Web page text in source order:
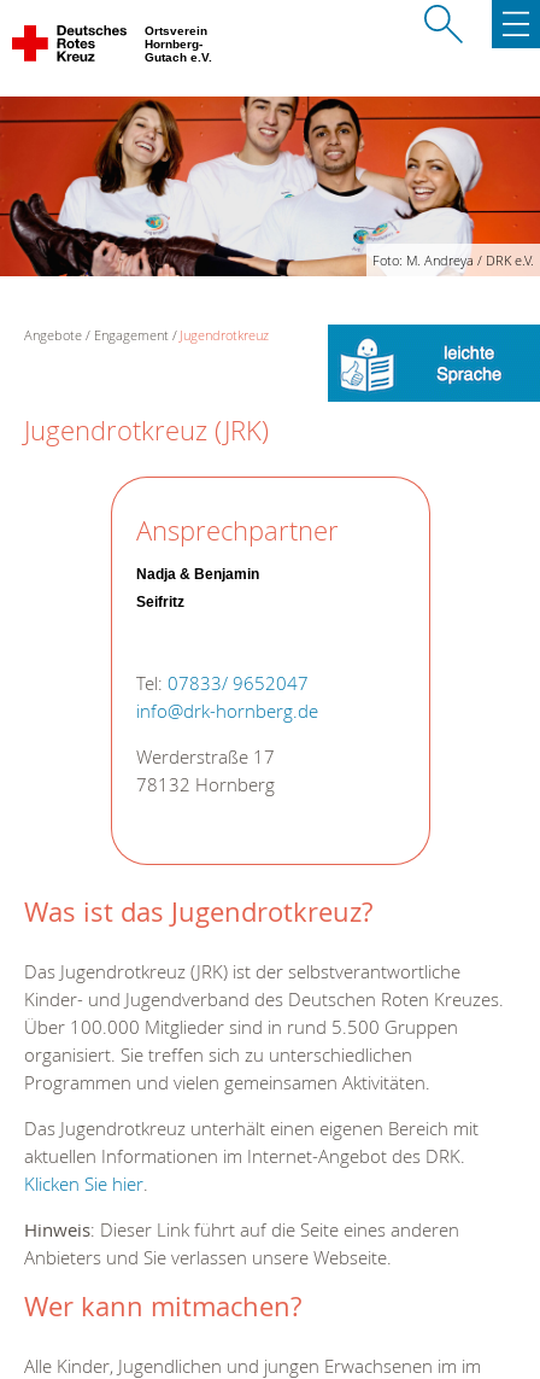
Ortsverein
Hornberg-
Gutach e.V.
Foto: M. Andreya / DRK e.V.
Angebote Engagement Jugendrotkreuz
Jugendrotkreuz (JRK)
Ansprechpartner
Nadja & Benjamin
Seifritz
Tel: 07833/ 9652047
info@drk-hornberg.de
Werderstraße 17
78132 Hornberg
Was ist das Jugendrotkreuz?
Das Jugendrotkreuz (JRK) ist der selbstverantwortliche
Kinder- und Jugendverband des Deutschen Roten Kreuzes.
Über 100.000 Mitglieder sind in rund 5.500 Gruppen
organisiert. Sie treffen sich zu unterschiedlichen
Programmen und vielen gemeinsamen Aktivitäten.
Das Jugendrotkreuz unterhält einen eigenen Bereich mit
aktuellen Informationen im Internet-Angebot des DRK.
Klicken Sie hier
Hinweis: Dieser Link führt auf die Seite eines anderen
Anbieters und Sie verlassen unsere Webseite.
Wer kann mitmachen?
Alle Kinder, Jugendlichen und jungen Erwachsenen im im